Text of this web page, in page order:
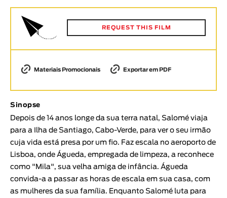
Animar
DURAÇÃO
< / >
GÉNERO
Ficção
Animação
Documentário
TÓPICOS
Tópicos selecionados
REQUEST THIS FILM
Materiais Promocionais Exportar em PDF
Sinopse
Depois de 14 anos longe da sua terra natal, Salomé viaja
para a Ilha de Santiago, Cabo-Verde, para ver o seu irmão
cuja vida está presa por um fio. Faz escala no aeroporto de
Lisboa, onde Águeda, empregada de limpeza, a reconhece
como "Mila", sua velha amiga de infância. Águeda
convida-a a passar as horas de escala em sua casa, com
as mulheres da sua família. Enquanto Salomé luta para